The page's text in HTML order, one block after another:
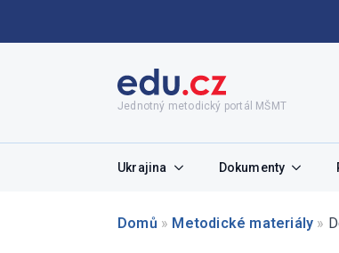
Jednotný metodický portál MŠMT
Ukrajina Dokumenty
Domů » Metodické materiály »